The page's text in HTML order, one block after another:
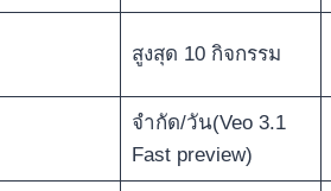
สูงสุด 10 กิจกรรม
จำกัด/วัน(Veo 3.1
Fast preview)